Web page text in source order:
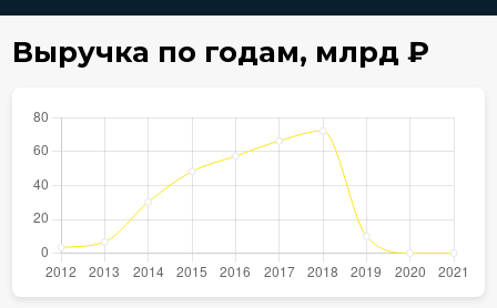
Выручка по годам, млрд ₽